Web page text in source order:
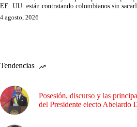
EE. UU. están contratando colombianos sin
4 agosto, 2026
Tendencias
Posesión, discurso y las
del Presidente electo Abelardo